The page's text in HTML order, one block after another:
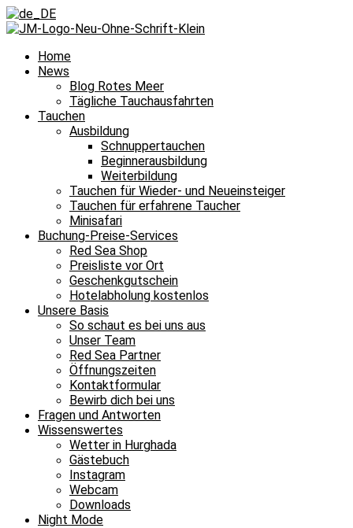
Home
News
Blog Rotes Meer
Tägliche Tauchausfahrten
Tauchen
Ausbildung
Schnuppertauchen
Beginnerausbildung
Weiterbildung
Tauchen für Wieder- und Neueinsteiger
Tauchen für erfahrene Taucher
Minisafari
Buchung-Preise-Services
Red Sea Shop
Preisliste vor Ort
Geschenkgutschein
Hotelabholung kostenlos
Unsere Basis
So schaut es bei uns aus
Unser Team
Red Sea Partner
Öffnungszeiten
Kontaktformular
Bewirb dich bei uns
Fragen und Antworten
Wissenswertes
Wetter in Hurghada
Gästebuch
Instagram
Webcam
Downloads
Night Mode